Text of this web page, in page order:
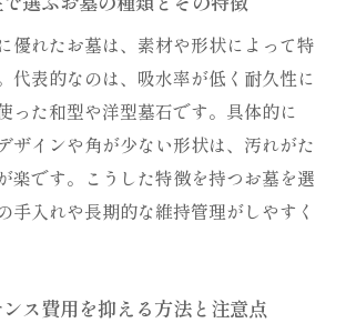
優れたお墓は、素材や形状によって特
代表的なのは、吸水率が低く耐久性に
った和型や洋型墓石です。具体的に
ザインや角が少ない形状は、汚れがた
楽です。こうした特徴を持つお墓を選
手入れや長期的な維持管理がしやすく
ス費用を抑える方法と注意点